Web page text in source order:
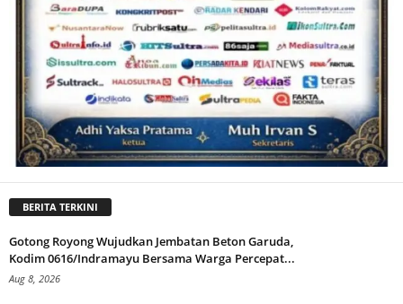
BERITA TERKINI
Gotong Royong Wujudkan Jembatan Beton Garuda,
Kodim 0616/Indramayu Bersama Warga Percepat...
Aug 8, 2026